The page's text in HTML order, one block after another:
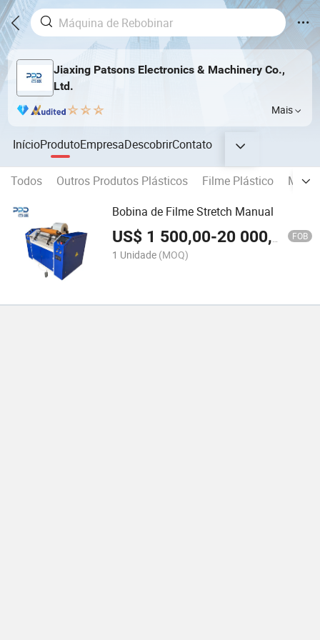
Jiaxing Patsons Electronics & Machinery Co.,
Ltd.
Mais
InícioProdutoEmpresaDescobrirContato
Todos Outros Produtos Plásticos Filme Plástico
Bobina de Filme Stretch Manual
US$ 1 500,00-20 000,00 FOB
1 Unidade (MOQ)